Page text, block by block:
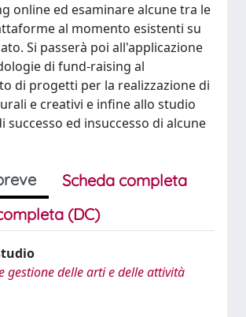
online ed esaminare alcune tra le
al momento esistenti su
Si passerà poi all'applicazione
di fund-raising al
di progetti per la realizzazione di
e creativi e infine allo studio
successo ed insuccesso di alcune
Scheda completa
(DC)
gestione delle arti e delle attività